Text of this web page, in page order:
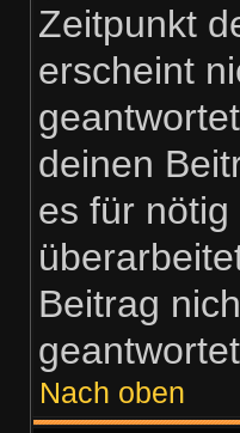
Zeitpunkt
erscheint
deinen
es für
Beitrag
Nach oben